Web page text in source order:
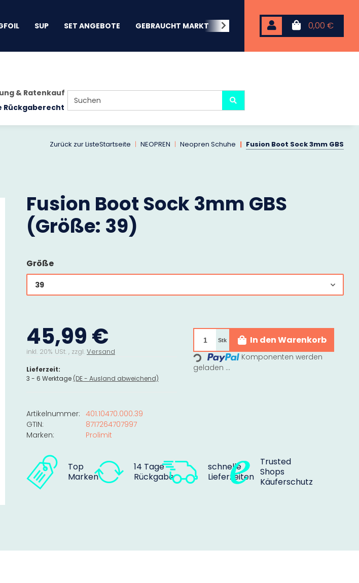
0,00 €
SUP SET ANGEBOTE GEBRAUCHT MARKT BEACHWEAR NEOPREN
& Ratenkauf
Rückgaberecht
Zurück zur ListeStartseite NEOPREN Neopren Schuhe Fusion Boot Sock 3mm GBS
Fusion Boot Sock 3mm GBS
(Größe: 39)
Größe
39
45,99 €
inkl. 20% USt. , zzgl. Versand
Lieferzeit:
3 - 6 Werktage (DE - Ausland abweichend)
Stk In den Warenkorb
Loading...
Komponenten werden
geladen ...
Artikelnummer: 401.10470.000.39
GTIN:
8717264707997
Marken:
Prolimit
Top
Marken
14 Tage
Rückgabe
schnelle
Lieferzeiten
Trusted
Shops
Käuferschutz